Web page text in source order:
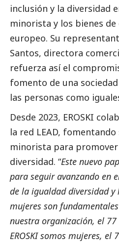
inclusión y la diversidad
minorista y los bienes de
europeo. Su
Santos, directora
refuerza así el
fomento de una
las personas como
Desde 2023, EROSKI
la red LEAD,
minorista para
diversidad. “Este nuevo
para seguir avanzando en
de la igualdad diversidad y
mujeres son
nuestra organización, el
EROSKI somos mujeres, el